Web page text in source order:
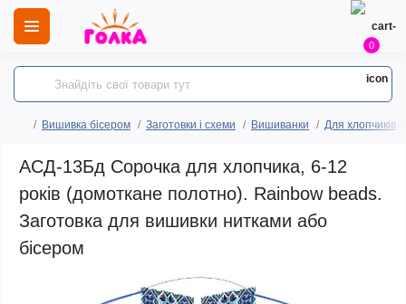
0
Вишивка бісером Заготовки і схеми Вишиванки Для хлопчиків
АСД-13Бд Сорочка для хлопчика, 6-12
років (домоткане полотно). Rainbow beads.
Заготовка для вишивки нитками або
бісером